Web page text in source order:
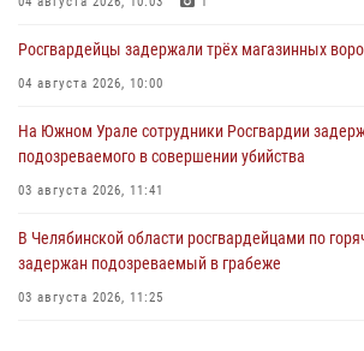
Росгвардейцы задержали трёх магазинных
04 августа 2026, 10:00
На Южном Урале сотрудники Росгвардии
подозреваемого в совершении убийства
03 августа 2026, 11:41
В Челябинской области росгвардейцами по
задержан подозреваемый в грабеже
03 августа 2026, 11:25